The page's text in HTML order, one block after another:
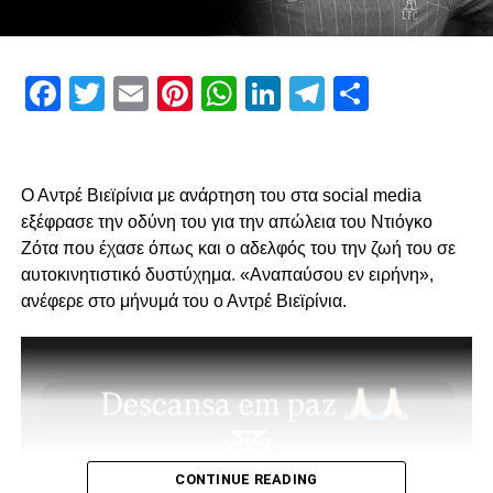
διοικητικά ζητήματα που αφορούν την επόμενη μέρα του
ΠΑΟΚ.
Ο λόγος της επίσκεψης… απλός, “Κύριοι, με την δικιά μας
στήριξη παραμείνατε 15μελες μετά την παραίτηση
Για εμάς δεν έχει αλλάξει κάτι, οι λόγοι της στήριξης μας
από την αρχή μέχρι σήμερα παραμένουν ίδιοι.
Facebook
Twitter
EmailPinterest
WhatsApp
LinkedIn
Telegram
Ο Αντρέ Βιεϊρίνια με ανάρτηση του στα social media
εξέφρασε την οδύνη του για την απώλεια του Ντιόγκο
Ζότα που έχασε όπως και ο αδελφός του την ζωή του σε
αυτοκινητιστικό δυστύχημα. «Αναπαύσου εν ειρήνη»,
ανέφερε στο μήνυμά του ο Αντρέ Βιεϊρίνια.
CONTINUE READING